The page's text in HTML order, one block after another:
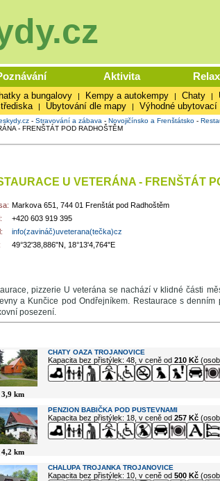
Aktivita
a bungalovy | Kempy a autokempy | Chaty |
| Ubytování dle mapy | Výhodné
- Stravování a zábava - Novojičínsko a Frenštátsko-
- FRENŠTÁT POD RADHOŠTĚM
U VETERÁNA - FRENŠTÁT
Markova 651, 744 01 Frenštát pod Radhoštěm
+420 603 919 395
info(zavináč)uveterana(tečka)cz
49°32'38,886"N, 18°13'4,764"E
pizzerie U veterána se nachází v klidné části
a Kunčice pod Ondřejníkem. Restaurace s
posezení.
3,9 km
CHATY OAZA TROJANOVICE
Kapacita bez přistýlek: 48, v ceně od 210 Kč
4,2 km
PENZION BABIČKA POD PUSTEVNAMI
Kapacita bez přistýlek: 18, v ceně od 257 Kč
CHALUPA TROJANKA TROJANOVICE
Kapacita bez přistýlek: 10, v ceně od 500 Kč